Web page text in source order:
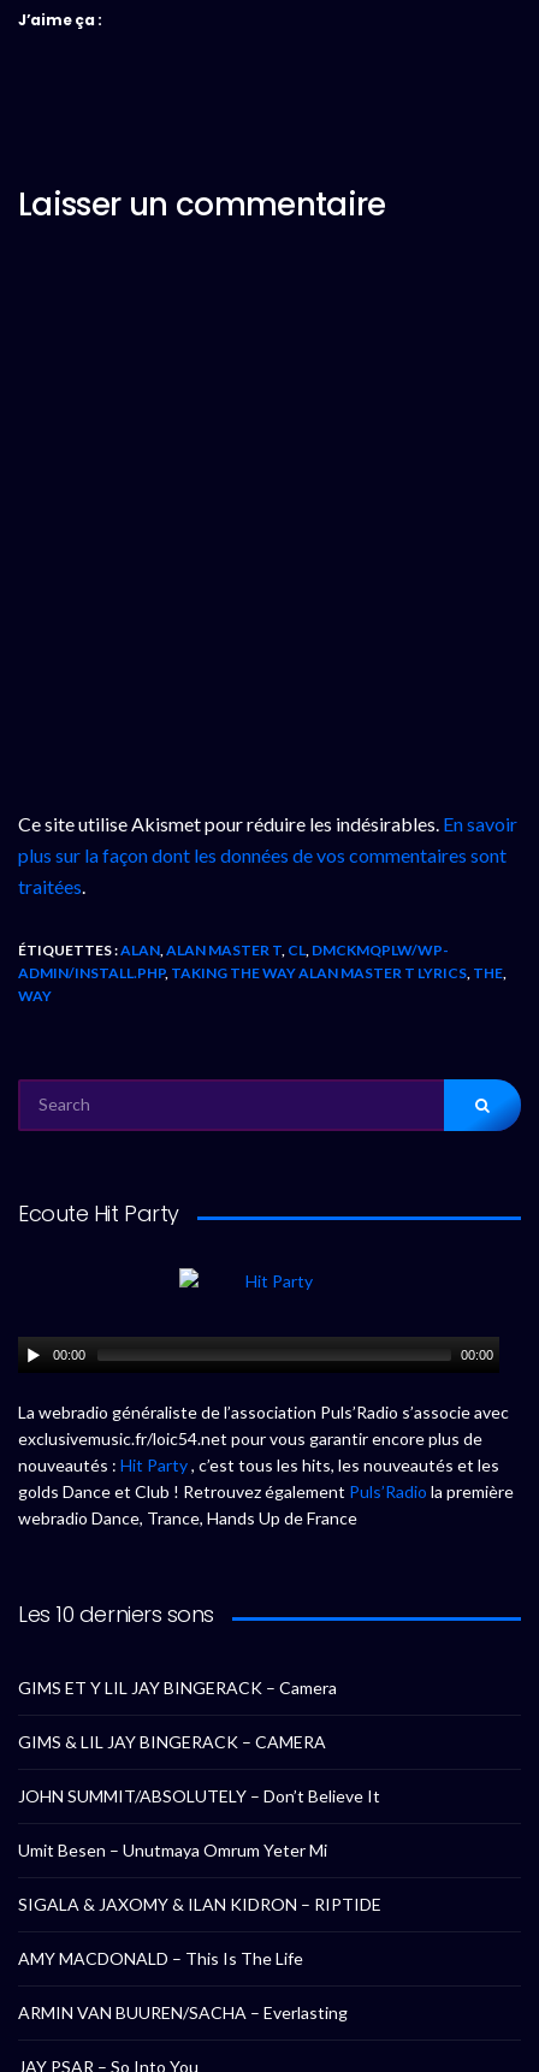
J’aime ça :
Laisser un commentaire
Ce site utilise Akismet pour réduire les indésirables. En savoir
plus sur la façon dont les données de vos commentaires sont
traitées.
ÉTIQUETTES :ALAN ALAN MASTER T CL DMCKMQPLW/WP-
ADMIN/INSTALL.PHP, TAKING THE WAY ALAN MASTER T LYRICS THE
WAY
FOR:
Ecoute Hit Party
00:00 00:00
La webradio généraliste de l’association Puls’Radio s’associe avec
exclusivemusic.fr/loic54.net pour vous garantir encore plus de
nouveautés : Hit Party, c’est tous les hits, les nouveautés et les
golds Dance et Club ! Retrouvez également Puls’Radio la première
webradio Dance, Trance, Hands Up de France
Les 10 derniers sons
GIMS ET Y LIL JAY BINGERACK – Camera
GIMS & LIL JAY BINGERACK – CAMERA
JOHN SUMMIT/ABSOLUTELY – Don’t Believe It
Umit Besen – Unutmaya Omrum Yeter Mi
SIGALA & JAXOMY & ILAN KIDRON – RIPTIDE
AMY MACDONALD – This Is The Life
ARMIN VAN BUUREN/SACHA – Everlasting
JAY PSAR – So Into You